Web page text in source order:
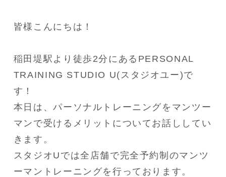
皆様こんにちは！
稲田堤駅より徒歩2分にあるPERSONAL
TRAINING STUDIO U(スタジオユー)で
す！
本日は、パーソナルトレーニングをマンツー
マンで受けるメリットについてお話ししてい
きます。
スタジオUでは全店舗で完全予約制のマンツ
ーマントレーニングを行っております。